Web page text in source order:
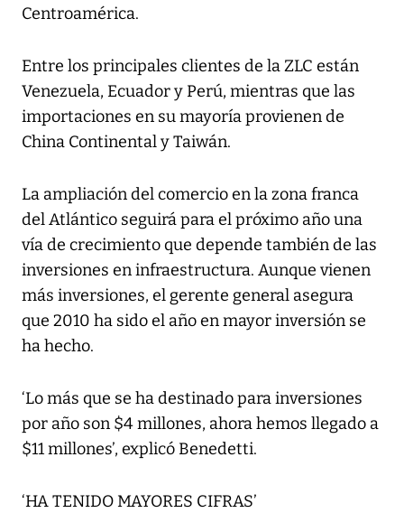
Centroamérica.
Entre los principales clientes de la ZLC están
Venezuela, Ecuador y Perú, mientras que las
importaciones en su mayoría provienen de
China Continental y Taiwán.
La ampliación del comercio en la zona franca
del Atlántico seguirá para el próximo año una
vía de crecimiento que depende también de las
inversiones en infraestructura. Aunque vienen
más inversiones, el gerente general asegura
que 2010 ha sido el año en mayor inversión se
ha hecho.
‘Lo más que se ha destinado para inversiones
por año son $4 millones, ahora hemos llegado a
$11 millones’, explicó Benedetti.
‘HA TENIDO MAYORES CIFRAS’